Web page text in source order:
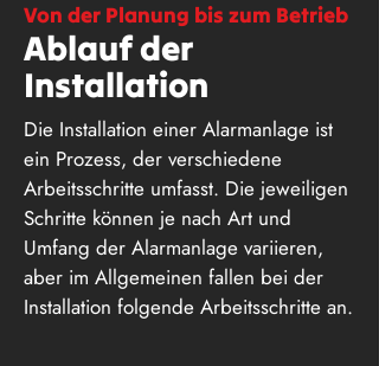
Von der Planung bis zum Betrieb
Ablauf der
Installation
Die Installation einer Alarmanlage ist
ein Prozess, der verschiedene
Arbeitsschritte umfasst. Die jeweiligen
Schritte können je nach Art und
Umfang der Alarmanlage variieren,
aber im Allgemeinen fallen bei der
Installation folgende Arbeitsschritte an.